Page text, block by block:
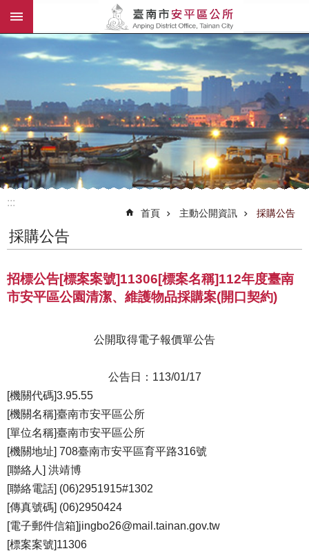
跳到主要內容區塊
:::
首頁 主動公開資訊 採購公告
採購公告
招標公告[標案案號]11306[標案名稱]112年度臺南
市安平區公園清潔、維護物品採購案(開口契約)
公開取得電子報價單公告
公告日：113/01/17
[機關代碼]3.95.55
[機關名稱]臺南市安平區公所
[單位名稱]臺南市安平區公所
[機關地址] 708臺南市安平區育平路316號
[聯絡人] 洪靖博
[聯絡電話] (06)2951915#1302
[傳真號碼] (06)2950424
[電子郵件信箱]jingbo26@mail.tainan.gov.tw
[標案案號]11306